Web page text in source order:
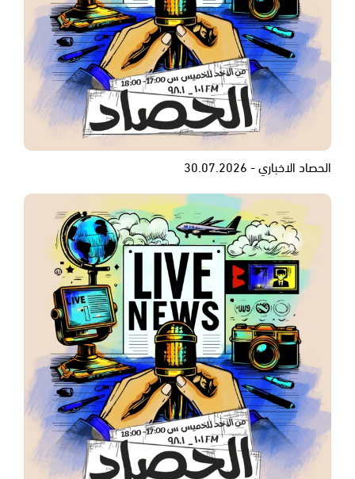
الحصاد الاخباري - 30.07.2026